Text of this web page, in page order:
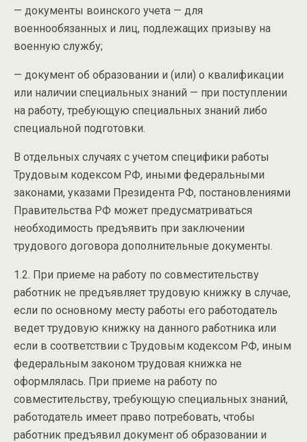
— документы воинского учета — для
военнообязанных и лиц, подлежащих призыву на
военную службу;
— документ об образовании и (или) о квалификации
или наличии специальных знаний — при поступлении
на работу, требующую специальных знаний либо
специальной подготовки.
В отдельных случаях с учетом специфики работы
Трудовым кодексом РФ, иными федеральными
законами, указами Президента РФ, постановлениями
Правительства РФ может предусматриваться
необходимость предъявить при заключении
трудового договора дополнительные документы.
1.2. При приеме на работу по совместительству
работник не предъявляет трудовую книжку в случае,
если по основному месту работы его работодатель
ведет трудовую книжку на данного работника или
если в соответствии с Трудовым кодексом РФ, иным
федеральным законом трудовая книжка не
оформлялась. При приеме на работу по
совместительству, требующую специальных знаний,
работодатель имеет право потребовать, чтобы
работник предъявил документ об образовании и